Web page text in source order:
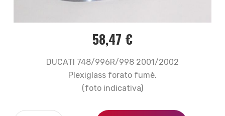
58,47 €
DUCATI 748/996R/998 2001/2002
Plexiglass forato fumè.
(foto indicativa)